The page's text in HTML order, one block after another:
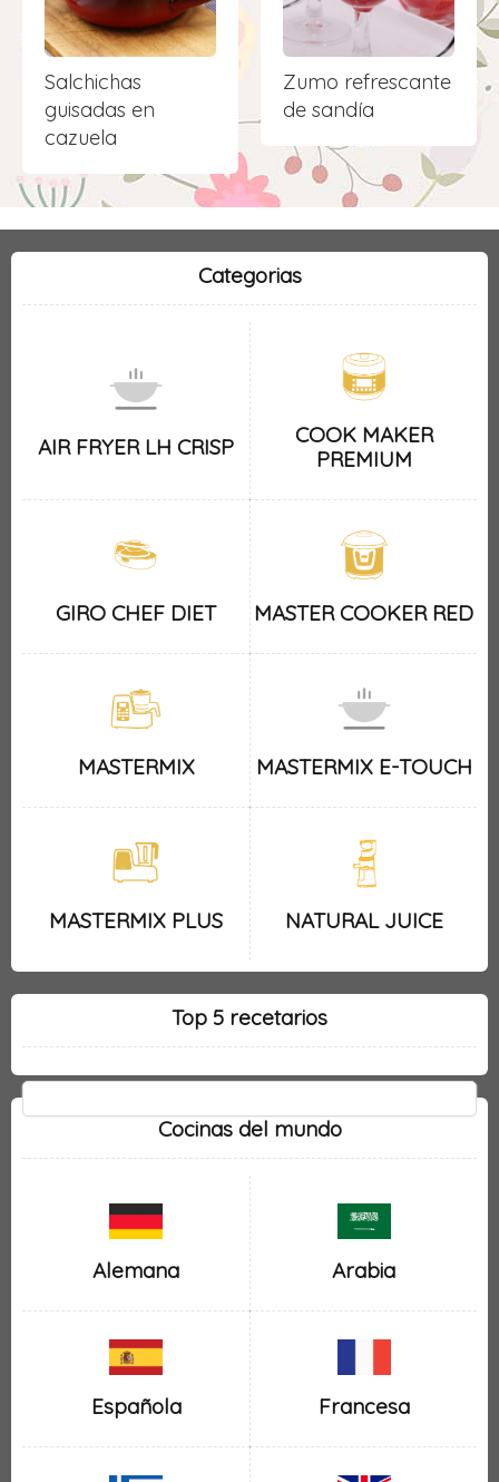
Salchichas
guisadas en
cazuela
Zumo refrescante
de sandía
Categorias
AIR FRYER LH CRISP
COOK MAKER
PREMIUM
GIRO CHEF DIET MASTER COOKER RED
MASTERMIX MASTERMIX E-TOUCH
MASTERMIX PLUS NATURAL JUICE
Top 5 recetarios
Cocinas del mundo
Alemana Arabia
Española Francesa